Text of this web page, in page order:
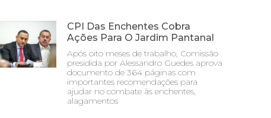
CPI Das Enchentes Cobra
Ações Para O Jardim Pantanal
Após oito meses de trabalho, Comissão
presidida por Alessandro Guedes aprova
documento de 364 páginas com
importantes recomendações para
ajudar no combate às enchentes,
alagamentos